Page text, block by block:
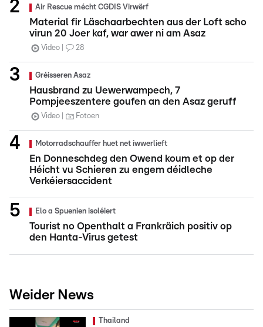
Air Rescue mécht CGDIS Virwërf
Material fir Läschaarbechten aus der Loft scho
virun 20 Joer kaf, war awer ni am Asaz
Video 28
Gréisseren Asaz
Hausbrand zu Uewerwampech, 7
Pompjeeszentere goufen an den Asaz geruff
Video Fotoen
Motorradschauffer huet net iwwerlieft
En Donneschdeg den Owend koum et op der
Héicht vu Schieren zu engem déidleche
Verkéiersaccident
Elo a Spuenien isoléiert
Tourist no Openthalt a Frankräich positiv op
den Hanta-Virus getest
Weider News
Thailand